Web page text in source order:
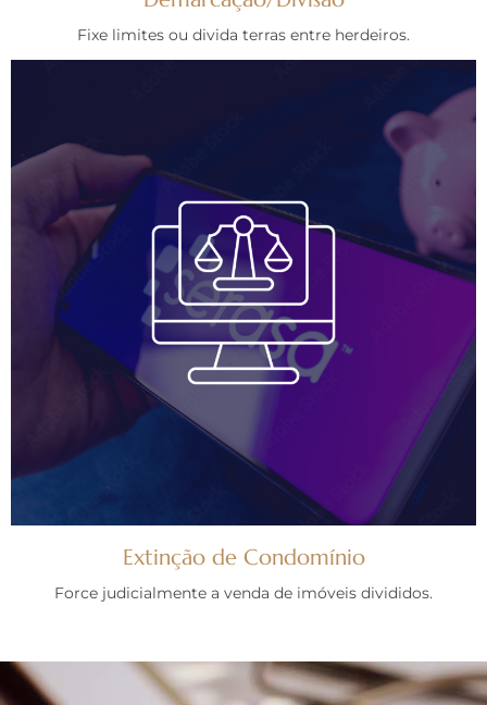
Fixe limites ou divida terras entre herdeiros.
Extinção de Condomínio
Force judicialmente a venda de imóveis divididos.